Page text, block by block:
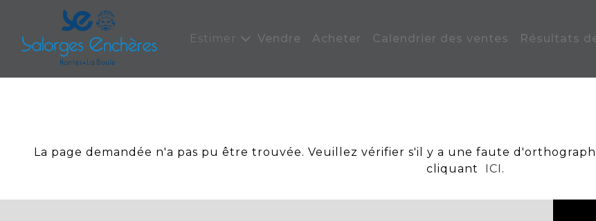
Estimer Vendre Acheter Calendrier des ventes Résultats
La page demandée n'a pas pu être trouvée. Veuillez vérifier s'il y a une faute
cliquant
ICI .
Panneau de gestion des cookies